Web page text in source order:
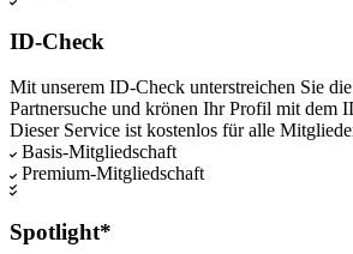
ID-Check
Mit unserem ID-Check unterstreichen Sie
Partnersuche und krönen Ihr Profil mit dem
Dieser Service ist kostenlos für alle
Basis-Mitgliedschaft
Premium-Mitgliedschaft
Spotlight*